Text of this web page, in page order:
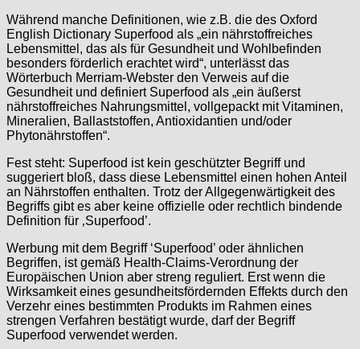
Während manche Definitionen, wie z.B. die des Oxford
English Dictionary Superfood als „ein nährstoffreiches
Lebensmittel, das als für Gesundheit und Wohlbefinden
besonders förderlich erachtet wird“, unterlässt das
Wörterbuch Merriam-Webster den Verweis auf die
Gesundheit und definiert Superfood als „ein äußerst
nährstoffreiches Nahrungsmittel, vollgepackt mit Vitaminen,
Mineralien, Ballaststoffen, Antioxidantien und/oder
Phytonährstoffen“.
Fest steht: Superfood ist kein geschützter Begriff und
suggeriert bloß, dass diese Lebensmittel einen hohen Anteil
an Nährstoffen enthalten. Trotz der Allgegenwärtigkeit des
Begriffs gibt es aber keine offizielle oder rechtlich bindende
Definition für ‚Superfood’.
Werbung mit dem Begriff ‘Superfood’ oder ähnlichen
Begriffen, ist gemäß Health-Claims-Verordnung der
Europäischen Union aber streng reguliert. Erst wenn die
Wirksamkeit eines gesundheitsfördernden Effekts durch den
Verzehr eines bestimmten Produkts im Rahmen eines
strengen Verfahren bestätigt wurde, darf der Begriff
Superfood verwendet werden.